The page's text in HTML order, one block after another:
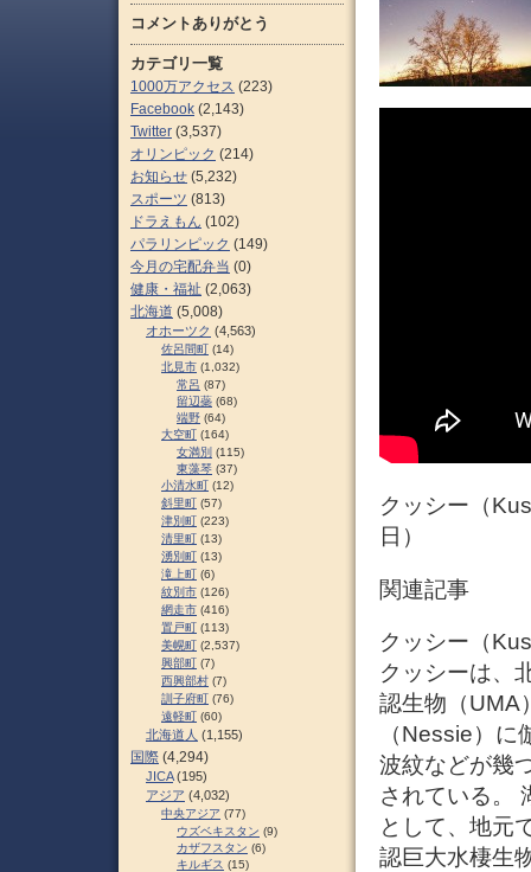
クッシー（
日）
関連記事
クッシー（
クッシーは、
認生物（UMA
（Nessie）
波紋などが幾
されている。
として、地元
認巨大水棲生
コメントありがとう
カテゴリ一覧
1000万アクセス (223)
Facebook (2,143)
Twitter (3,537)
オリンピック (214)
お知らせ (5,232)
スポーツ (813)
ドラえもん (102)
パラリンピック (149)
今月の宅配弁当 (0)
健康・福祉 (2,063)
北海道 (5,008)
オホーツク (4,563)
佐呂間町 (14)
北見市 (1,032)
常呂 (87)
留辺蘂 (68)
端野 (64)
大空町 (164)
女満別 (115)
東藻琴 (37)
小清水町 (12)
斜里町 (57)
津別町 (223)
清里町 (13)
湧別町 (13)
滝上町 (6)
紋別市 (126)
網走市 (416)
置戸町 (113)
美幌町 (2,537)
興部町 (7)
西興部村 (7)
訓子府町 (76)
遠軽町 (60)
北海道人 (1,155)
国際 (4,294)
JICA(195)
アジア (4,032)
中央アジア (77)
ウズベキスタン (9)
カザフスタン (6)
キルギス (15)